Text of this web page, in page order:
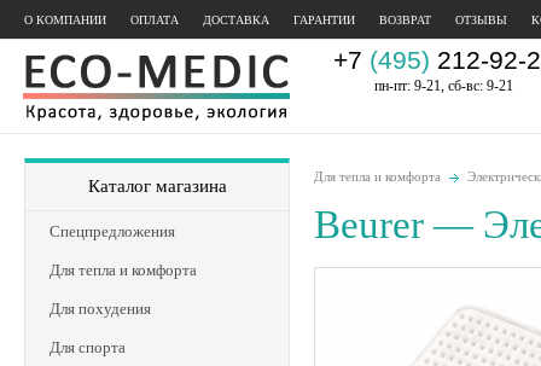
О КОМПАНИИ ОПЛАТА ДОСТАВКА ГАРАНТИИ ВОЗВРАТ ОТЗЫВЫ
+7 (495) 212-92-
пн-пт: 9-21, сб-вс: 9-21
Каталог магазина
Спецпредложения
Для тепла и комфорта
Для похудения
Для спорта
Для тепла и комфорта
Beurer —